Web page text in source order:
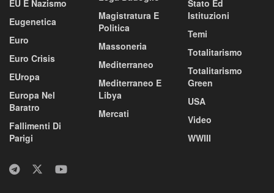
EU E Nazismo
Eugenetica
Euro
Euro Crisis
EUropa
Europa Nel
Baratro
Fallimenti Di
Parigi
Magistratura E
Politica
Massoneria
Mediterraneo
Mediterraneo E
Libya
Mercati
Stato Ed
Istituzioni
Temi
Totalitarismo
Totalitarismo
Green
USA
Video
WWIII